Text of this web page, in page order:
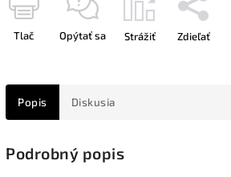
Tlač Opýtať sa Strážiť Zdieľať
Popis Diskusia
Podrobný popis